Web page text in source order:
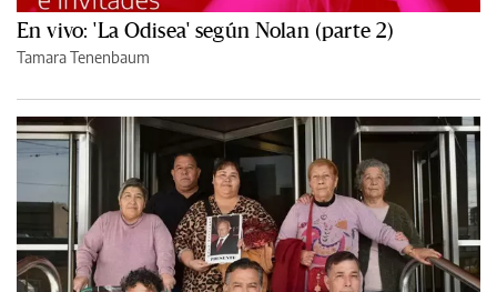
En vivo: 'La Odisea' según Nolan (parte 2)
Tamara Tenenbaum